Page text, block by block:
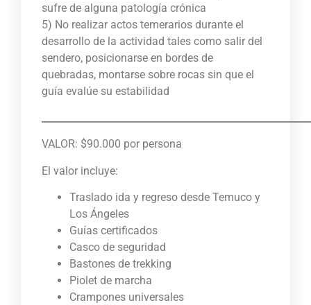
sufre de alguna patología crónica
5) No realizar actos temerarios durante el
desarrollo de la actividad tales como salir del
sendero, posicionarse en bordes de
quebradas, montarse sobre rocas sin que el
guía evalúe su estabilidad
VALOR: $90.000 por persona
El valor incluye:
Traslado ida y regreso desde Temuco y
Los Ángeles
Guías certificados
Casco de seguridad
Bastones de trekking
Piolet de marcha
Crampones universales